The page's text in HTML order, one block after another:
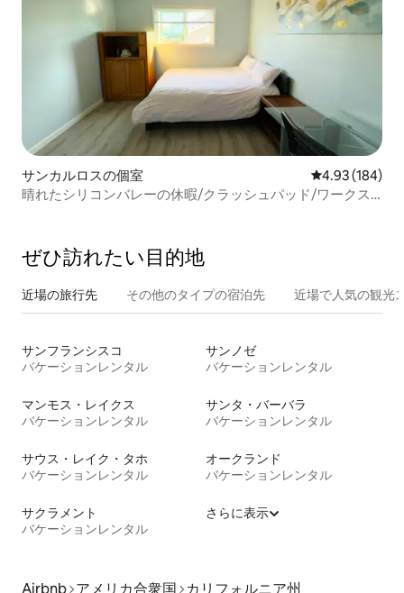
サンカルロスの個室 レビュー184
4.93 (184)
晴れたシリコンバレーの休暇/クラッシュパッド/ワークス
ぜひ訪⁠れ⁠た⁠い目⁠的⁠地
近場の旅行先 その他のタ⁠イ⁠プ⁠の宿⁠泊⁠先 近場で人気の観光
サンフランシスコ
バケーションレンタル
サンノゼ
バケーションレンタル
マンモス・レイクス
バケーションレンタル
サンタ・バーバラ
バケーションレンタル
サウス・レイク・タホ
バケーションレンタル
オークランド
バケーションレンタル
サクラメント
バケーションレンタル
さらに表示
Airbnb アメリカ合衆国
カリフォルニア州